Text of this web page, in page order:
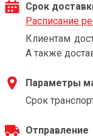
Срок
Расписание
Клиентам
А также
Параметры
Срок
Отправление